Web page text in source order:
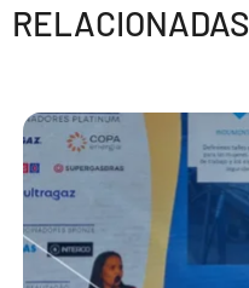
RELACIONADAS